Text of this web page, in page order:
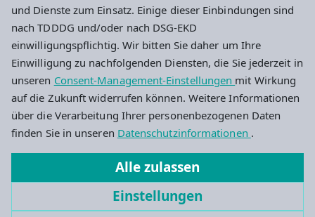
und Dienste zum Einsatz. Einige dieser Einbindungen sind
nach TDDDG und/oder nach DSG-EKD
einwilligungspflichtig. Wir bitten Sie daher um Ihre
Einwilligung zu nachfolgenden Diensten, die Sie jederzeit in
unseren Consent-Management-Einstellungen mit Wirkung
auf die Zukunft widerrufen können. Weitere Informationen
über die Verarbeitung Ihrer personenbezogenen Daten
finden Sie in unseren Datenschutzinformationen .
Alle zulassen
Einstellungen
Cookie-Einstellungen
Ev. Kirchengemeinde Langen
Bahnstr 46
63225 Langen
kirchengemeinde.langen@ekhn.de